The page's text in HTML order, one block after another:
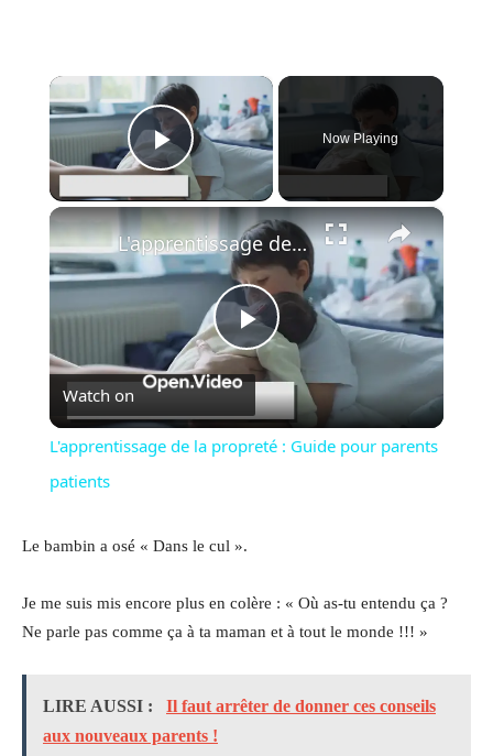
×
Play Video
Now Playing
×
Play
Video
L'apprentissage de la propreté : Guide pour parents patients
Watch on
L'apprentissage de la propreté : Guide pour parents
patients
Le bambin a osé « Dans le cul ».
Je me suis mis encore plus en colère : « Où as-tu entendu ça ?
Ne parle pas comme ça à ta maman et à tout le monde !!! »
LIRE AUSSI :
Il faut arrêter de donner ces conseils
aux nouveaux parents !